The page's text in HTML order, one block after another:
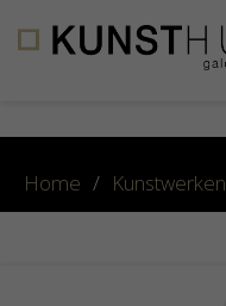
Home / Kunstwerken